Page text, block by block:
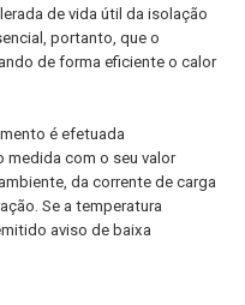
de vida útil da isolação
portanto, que o
de forma eficiente o calor
é efetuada
medida com o seu valor
da corrente de carga
Se a temperatura
aviso de baixa